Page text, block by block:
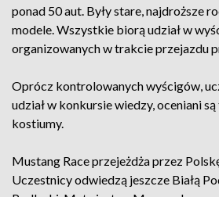
ponad 50 aut. Były stare, najdroższe
modele. Wszystkie biorą udział w
organizowanych w trakcie przejazdu
Oprócz kontrolowanych wyścigów,
udział w konkursie wiedzy, oceniani
kostiumy.
Mustang Race przejeżdża przez
Uczestnicy odwiedzą jeszcze Białą